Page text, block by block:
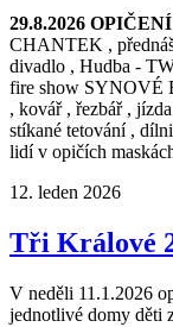
29.8.2026
CHANTEK ,
divadlo , Hudba -
fire show SYNOVÉ
, kovář , řezbář ,
stíkané tetování ,
lidí v opičích
12. leden 2026
Tři Králové
V neděli 11.1.2026
jednotlivé domy děti